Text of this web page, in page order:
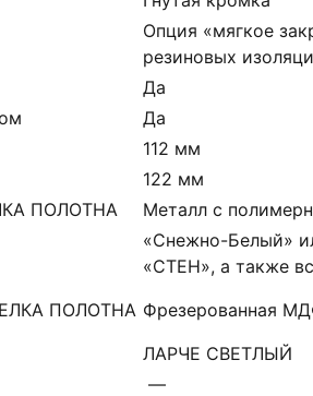
Опция «мягкое
резиновых
Да
Да
112 мм
122 мм
ПОЛОТНА
Металл с
«Снежно-Белый»
«СТЕН», а также
ПОЛОТНА Фрезерованная
ЛАРЧЕ СВЕТЛЫЙ
—